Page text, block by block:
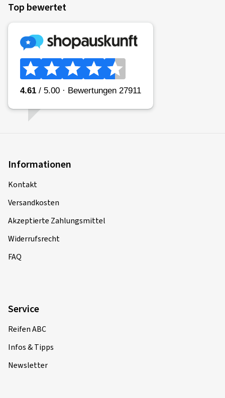
Top bewertet
Informationen
Kontakt
Versandkosten
Akzeptierte Zahlungsmittel
Widerrufsrecht
FAQ
Service
Reifen ABC
Infos & Tipps
Newsletter